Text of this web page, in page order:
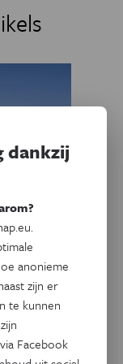
het
dankzij
anonieme
zijn er
te kunnen
Facebook